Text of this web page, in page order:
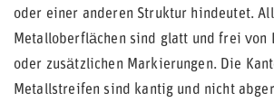
oder einer anderen Struktur hindeutet.
Metalloberflächen sind glatt und frei von
oder zusätzlichen Markierungen. Die
Metallstreifen sind kantig und nicht